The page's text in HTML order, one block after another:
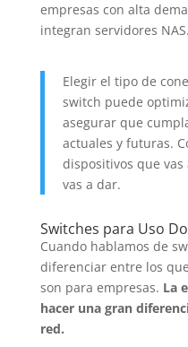
empresas con alta
integran servidores NAS.
Elegir el tipo de
switch puede
asegurar que
actuales y futuras.
dispositivos que
vas a dar.
Switches para Uso
Cuando hablamos de
diferenciar entre los
son para empresas. La
hacer una gran
red.